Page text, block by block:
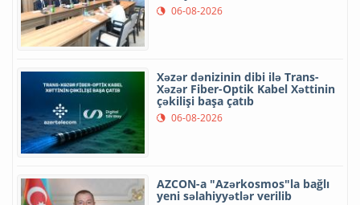
06-08-2026
Xəzər dənizinin dibi ilə Trans-
Xəzər Fiber-Optik Kabel Xəttinin
çəkilişi başa çatıb
06-08-2026
AZCON-a "Azərkosmos"la bağlı
yeni səlahiyyətlər verilib